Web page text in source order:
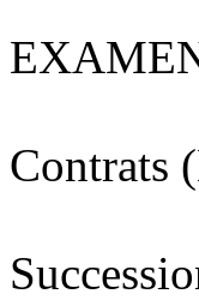
Contrats